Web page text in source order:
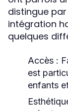
distingue
intégration
quelques
Accès :
est
enfants